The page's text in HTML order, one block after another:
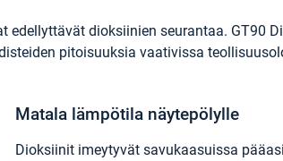
edellyttävät dioksiinien seurantaa. GT90
pitoisuuksia vaativissa
Matala lämpötila näytepölylle
Dioksiinit imeytyvät savukaasuissa